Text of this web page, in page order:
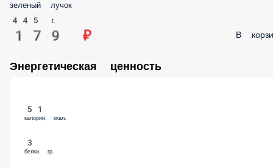
зеленый лучок
445 г.
179 ₽ В
Энергетическая ценность
51
калории, ккал.
3
белки, гр.